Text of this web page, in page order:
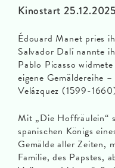
Kinostart 25.12.2025
Édouard Manet pries
Salvador Dalí nannte
Pablo Picasso
eigene Gemäldereihe
Velázquez (1599-
Mit „Die Hoffräulein“
spanischen Königs
Gemälde aller Zeiten,
Familie, des Papstes,